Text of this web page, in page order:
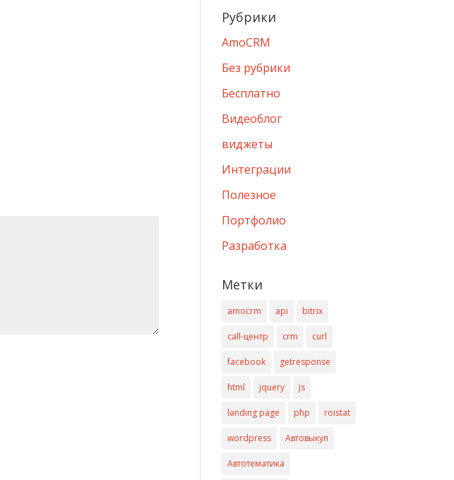
Рубрики
AmoCRM
Без рубрики
Бесплатно
Видеоблог
виджеты
Интеграции
Полезное
Портфолио
Разработка
Метки
amocrm api bitrix
call-центр crm curl
facebook getresponse
html jquery js
landing page php roistat
wordpress Автовыкуп
Автотематика